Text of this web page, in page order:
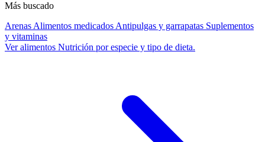
Más buscado
Arenas Alimentos medicados Antipulgas y garrapatas Suplementos
y vitaminas
Ver alimentos Nutrición por especie y tipo de dieta.